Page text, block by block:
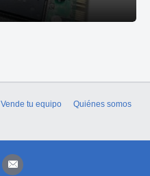
Vende tu equipo
Quiénes somos